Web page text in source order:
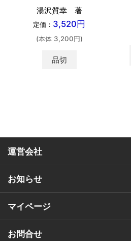
湯沢質幸 著
定価： 3,520円
(本体 3,200円)
品切
運営会社
お知らせ
マイページ
お問合せ